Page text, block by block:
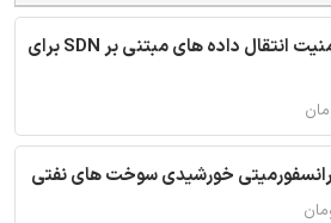
ترجمه مقاله امنیت انتقال داده های مبتنی بر SDN برای
خورشیدی سوخت های نفتی